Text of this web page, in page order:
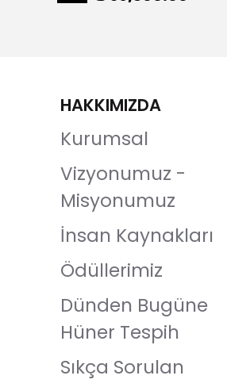
HAKKIMIZDA
Kurumsal
Vizyonumuz -
Misyonumuz
İnsan Kaynakları
Ödüllerimiz
Dünden Bugüne
Hüner Tespih
Sıkça Sorulan